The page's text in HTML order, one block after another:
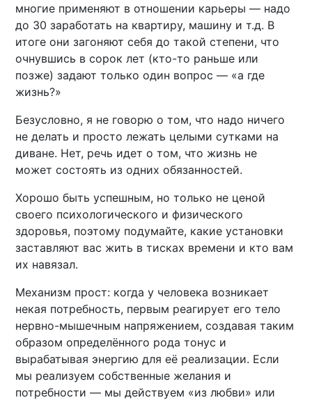
многие применяют в отношении карьеры — надо
до 30 заработать на квартиру, машину и т.д. В
итоге они загоняют себя до такой степени, что
очнувшись в сорок лет (кто-то раньше или
позже) задают только один вопрос — «а где
жизнь?»
Безусловно, я не говорю о том, что надо ничего
не делать и просто лежать целыми сутками на
диване. Нет, речь идет о том, что жизнь не
может состоять из одних обязанностей.
Хорошо быть успешным, но только не ценой
своего психологического и физического
здоровья, поэтому подумайте, какие установки
заставляют вас жить в тисках времени и кто вам
их навязал.
Механизм прост: когда у человека возникает
некая потребность, первым реагирует его тело
нервно-мышечным напряжением, создавая таким
образом определённого рода тонус и
вырабатывая энергию для её реализации. Если
мы реализуем собственные желания и
потребности — мы действуем «из любви» или